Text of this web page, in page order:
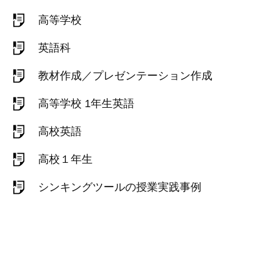
高等学校
英語科
教材作成／プレゼンテーション作成
高等学校 1年生英語
高校英語
高校１年生
シンキングツールの授業実践事例